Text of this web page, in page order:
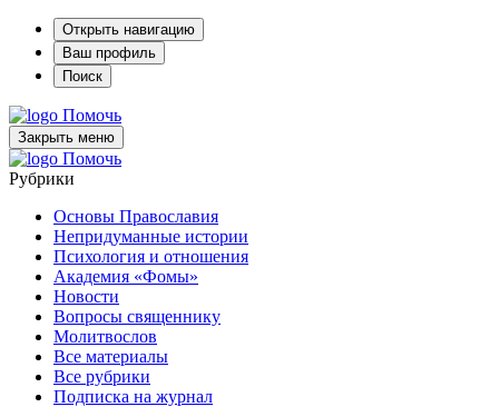
Открыть навигацию
Ваш профиль
Поиск
Помочь
Закрыть меню
Помочь
Рубрики
Основы Православия
Непридуманные истории
Психология и отношения
Академия «Фомы»
Новости
Вопросы священнику
Молитвослов
Все материалы
Все рубрики
Подписка на журнал